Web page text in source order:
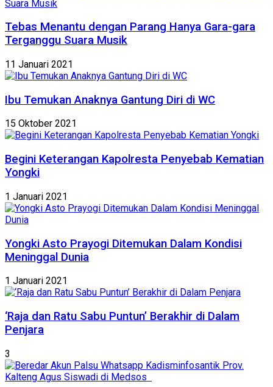
Tebas Menantu dengan Parang Hanya Gara-gara
Terganggu Suara Musik
11 Januari 2021
Ibu Temukan Anaknya Gantung Diri di WC
15 Oktober 2021
Begini Keterangan Kapolresta Penyebab Kematian
Yongki
1 Januari 2021
Yongki Asto Prayogi Ditemukan Dalam Kondisi
Meninggal Dunia
1 Januari 2021
‘Raja dan Ratu Sabu Puntun’ Berakhir di Dalam
Penjara
3